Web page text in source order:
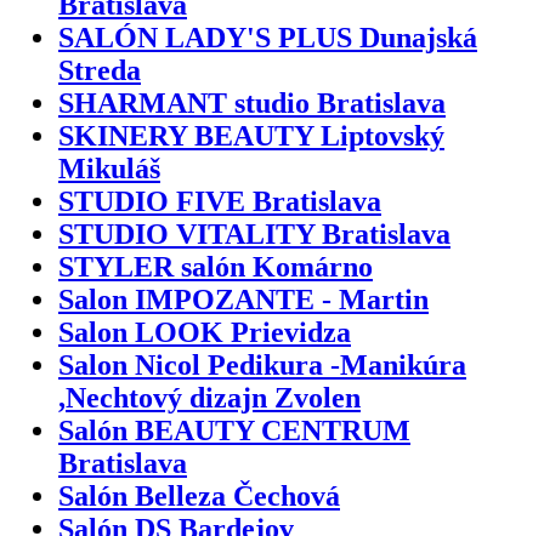
SALÓN LADY'S PLUS Dunajská
Streda
SHARMANT studio Bratislava
SKINERY BEAUTY Liptovský
Mikuláš
STUDIO FIVE Bratislava
STUDIO VITALITY Bratislava
STYLER salón Komárno
Salon IMPOZANTE - Martin
Salon LOOK Prievidza
Salon Nicol Pedikura -Manikúra
,Nechtový dizajn Zvolen
Salón BEAUTY CENTRUM
Bratislava
Salón Belleza Čechová
Salón DS Bardejov